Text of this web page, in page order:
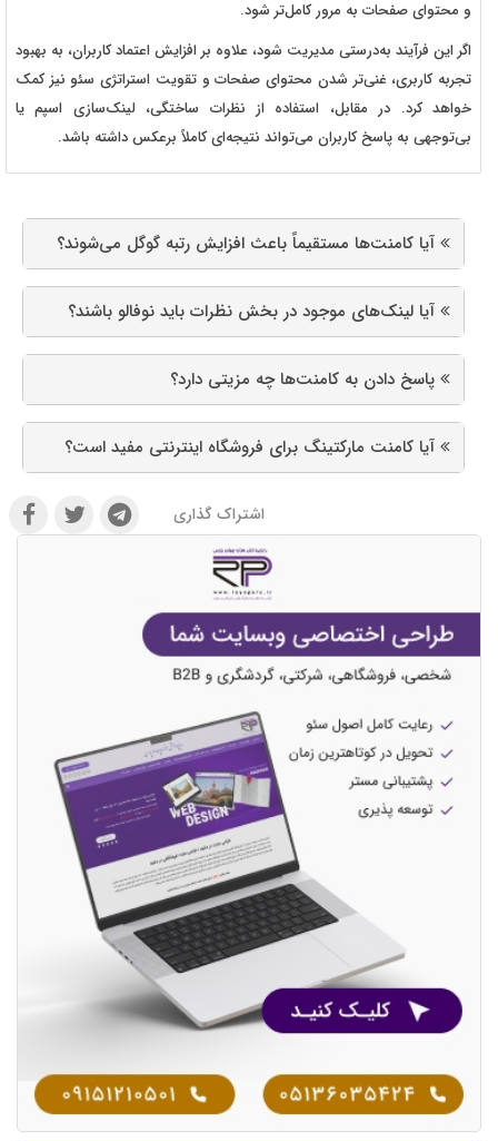
و محتوای صفحات به مرور کامل‌تر شود.
اگر این فرآیند به‌درستی مدیریت شود، علاوه بر افزایش اعتماد کاربران، به بهبود
تجربه کاربری، غنی‌تر شدن محتوای صفحات و تقویت استراتژی سئو نیز کمک
خواهد کرد. در مقابل، استفاده از نظرات ساختگی، لینک‌سازی اسپم یا
بی‌توجهی به پاسخ کاربران می‌تواند نتیجه‌ای کاملاً برعکس داشته باشد.
آیا کامنت‌ها مستقیماً باعث افزایش رتبه گوگل می‌شوند؟
آیا لینک‌های موجود در بخش نظرات باید نوفالو باشند؟
پاسخ دادن به کامنت‌ها چه مزیتی دارد؟
آیا کامنت مارکتینگ برای فروشگاه اینترنتی مفید است؟
اشتراک گذاری